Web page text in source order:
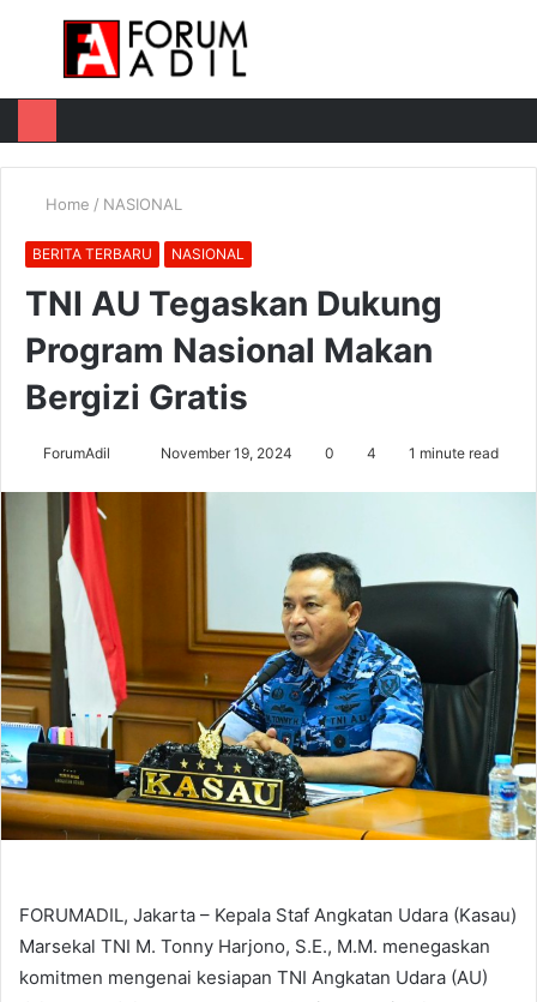
Menu
Home / NASIONAL
BERITA TERBARU NASIONAL
TNI AU Tegaskan Dukung
Program Nasional Makan
Bergizi Gratis
ForumAdil November 19, 2024 0 4 1 minute read
FORUMADIL, Jakarta – Kepala Staf Angkatan Udara (Kasau)
Marsekal TNI M. Tonny Harjono, S.E., M.M. menegaskan
komitmen mengenai kesiapan TNI Angkatan Udara (AU)